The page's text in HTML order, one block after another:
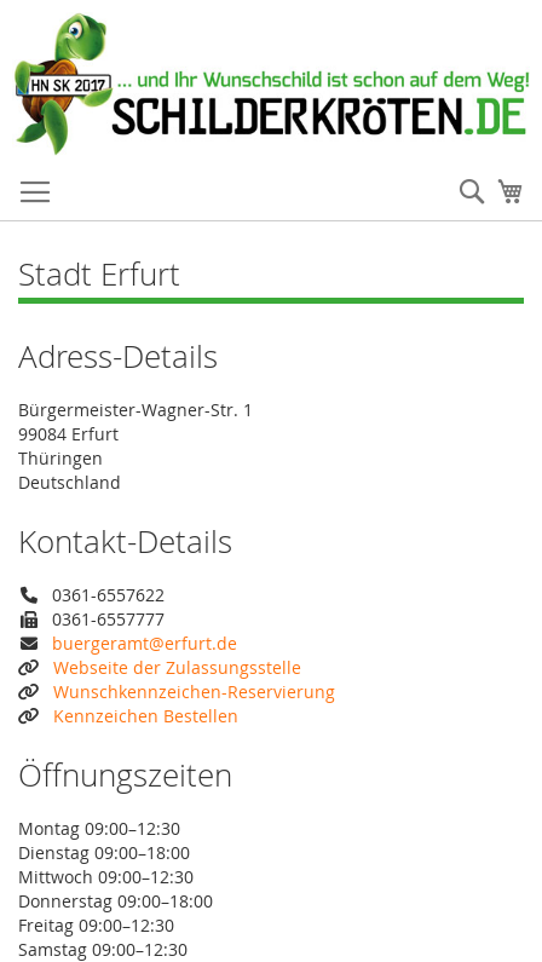
Stadt Erfurt
Adress-Details
Bürgermeister-Wagner-Str. 1
99084 Erfurt
Thüringen
Deutschland
Kontakt-Details
0361-6557622
0361-6557777
buergeramt@erfurt.de
Webseite der Zulassungsstelle
Wunschkennzeichen-Reservierung
Kennzeichen Bestellen
Öffnungszeiten
Montag 09:00–12:30
Dienstag 09:00–18:00
Mittwoch 09:00–12:30
Donnerstag 09:00–18:00
Freitag 09:00–12:30
Samstag 09:00–12:30